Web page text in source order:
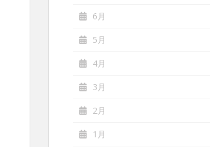
6月
5月
4月
3月
2月
1月